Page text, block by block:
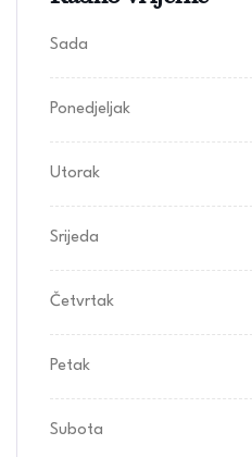
Sada
Ponedjeljak
Utorak
Srijeda
Četvrtak
Petak
Subota